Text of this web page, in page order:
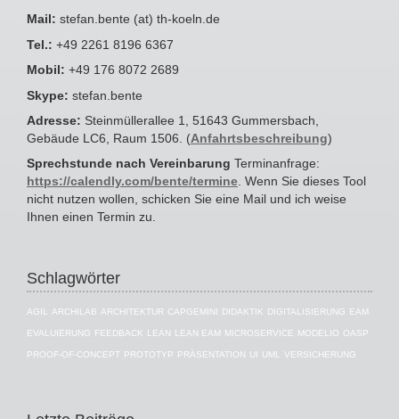
Mail: stefan.bente (at) th-koeln.de
Tel.: +49 2261 8196 6367
Mobil: +49 176 8072 2689
Skype: stefan.bente
Adresse: Steinmüllerallee 1, 51643 Gummersbach,
Gebäude LC6, Raum 1506. (Anfahrtsbeschreibung)
Sprechstunde nach Vereinbarung Terminanfrage:
https://calendly.com/bente/termine. Wenn Sie dieses Tool
nicht nutzen wollen, schicken Sie eine Mail und ich weise
Ihnen einen Termin zu.
Schlagwörter
AGIL ARCHILAB ARCHITEKTUR CAPGEMINI DIDAKTIK DIGITALISIERUNG EAM
EVALUIERUNG FEEDBACK LEAN LEAN EAM MICROSERVICE MODELIO OASP
PROOF-OF-CONCEPT PROTOTYP PRÄSENTATION UI UML VERSICHERUNG